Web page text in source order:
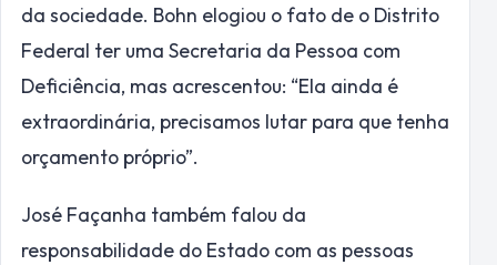
da sociedade. Bohn elogiou o fato de o Distrito
Federal ter uma Secretaria da Pessoa com
Deficiência, mas acrescentou: “Ela ainda é
extraordinária, precisamos lutar para que tenha
orçamento próprio”.
José Façanha também falou da
responsabilidade do Estado com as pessoas